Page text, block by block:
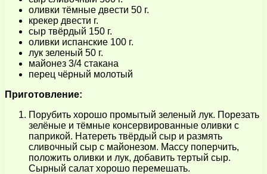
оливки тёмные двести 50 г.
крекер двести г.
сыр твёрдый 150 г.
оливки испанские 100 г.
лук зеленый 50 г.
майонез 3/4 стакана
перец чёрный молотый
Приготовление:
Порубить хорошо промытый зеленый лук. Порезать
зелёные и тёмные консервированные оливки с
паприкой. Натереть твёрдый сыр и размять
сливочный сыр с майонезом. Массу поперчить,
положить оливки и лук, добавить тертый сыр.
Сырный салат хорошо перемешать.